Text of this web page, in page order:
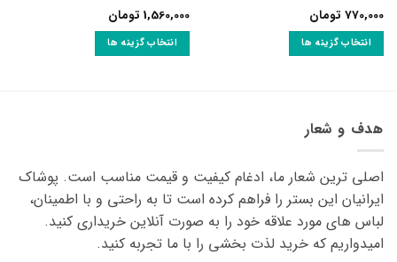
نمره
3.5از 5
770,000 تومان
انتخاب گزینه ها
انواع
مختلفی
می
باشد.
گزینه
ها
ممکن
است
نمره
3.25از
1,560,000 تومان
انتخاب گزینه ها
باشد.
گزینه
ممکن
است
هدف و شعار
اصلی ترین شعار ما، ادغام کیفیت و قیمت مناسب است. پوشاک
ایرانیان این بستر را فراهم کرده است تا به راحتی و با اطمینان،
لباس های مورد علاقه ‌خود را به صورت آنلاین خریداری کنید.
امیدواریم که خرید لذت ‌بخشی را با ما تجربه کنید.